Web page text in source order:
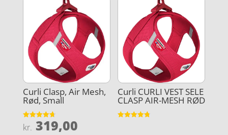
Curli Clasp, Air Mesh,
Rød, Small
Vurderet
4.7
kr. 319,00
Curli CURLI VEST SELE
CLASP AIR-MESH RØD